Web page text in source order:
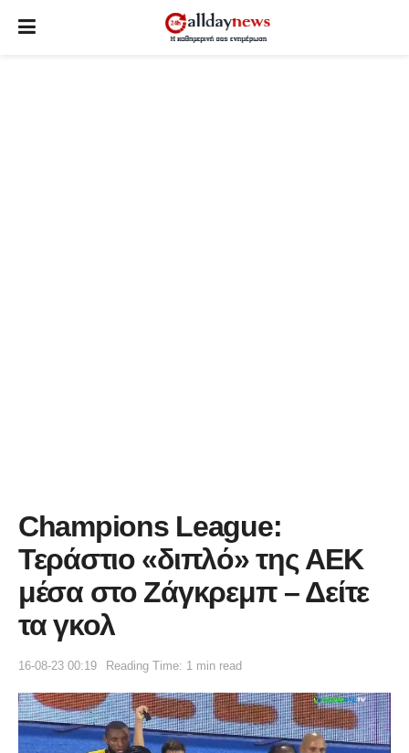
Champions League:
Τεράστιο «διπλό» της ΑΕΚ
μέσα στο Ζάγκρεμπ – Δείτε
τα γκολ
16-08-23 00:19 Reading Time: 1 min read